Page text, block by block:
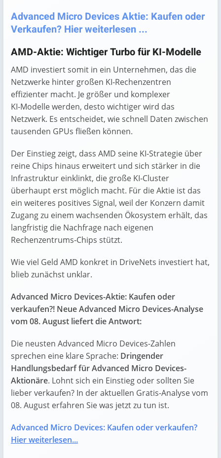
Advanced Micro Devices Aktie: Kaufen oder
Verkaufen? Hier weiterlesen ...
AMD-Aktie: Wichtiger Turbo für KI-Modelle
AMD investiert somit in ein Unternehmen, das die
Netzwerke hinter großen KI‑Rechenzentren
effizienter macht. Je größer und komplexer
KI‑Modelle werden, desto wichtiger wird das
Netzwerk. Es entscheidet, wie schnell Daten zwischen
tausenden GPUs fließen können.
Der Einstieg zeigt, dass AMD seine KI‑Strategie über
reine Chips hinaus erweitert und sich stärker in die
Infrastruktur einklinkt, die große KI‑Cluster
überhaupt erst möglich macht. Für die Aktie ist das
ein weiteres positives Signal, weil der Konzern damit
Zugang zu einem wachsenden Ökosystem erhält, das
langfristig die Nachfrage nach eigenen
Rechenzentrums‑Chips stützt.
Wie viel Geld AMD konkret in DriveNets investiert hat,
blieb zunächst unklar.
Advanced Micro Devices-Aktie: Kaufen oder
verkaufen?! Neue Advanced Micro Devices-Analyse
vom 08. August liefert die Antwort:
Die neusten Advanced Micro Devices-Zahlen
sprechen eine klare Sprache: Dringender
Handlungsbedarf für Advanced Micro Devices-
Aktionäre. Lohnt sich ein Einstieg oder sollten Sie
lieber verkaufen? In der aktuellen Gratis-Analyse vom
08. August erfahren Sie was jetzt zu tun ist.
Advanced Micro Devices: Kaufen oder verkaufen?
Hier weiterlesen...